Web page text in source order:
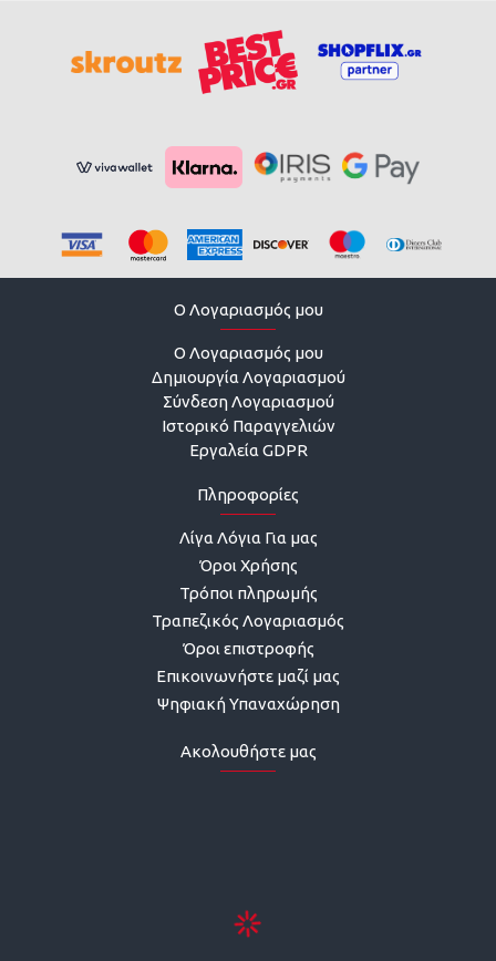
O Λογαριασμός μου
O Λογαριασμός μου
Δημιουργία Λογαριασμού
Σύνδεση Λογαριασμού
Ιστορικό Παραγγελιών
Εργαλεία GDPR
Πληροφορίες
Λίγα Λόγια Για μας
Όροι Χρήσης
Τρόποι πληρωμής
Τραπεζικός Λογαριασμός
Όροι επιστροφής
Επικοινωνήστε μαζί μας
Ψηφιακή Υπαναχώρηση
Ακολουθήστε μας